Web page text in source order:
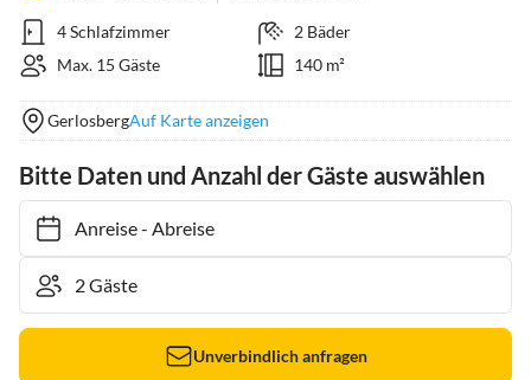
4 Schlafzimmer
2 Bäder
Max. 15 Gäste
140 m²
GerlosbergAuf Karte anzeigen
Bitte Daten und Anzahl der Gäste auswählen
Anreise- Abreise
Unverbindlich anfragen